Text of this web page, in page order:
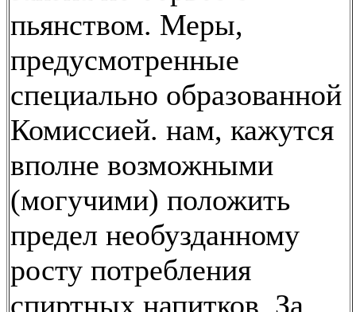
пьянством. Меры,
предусмотренные
специально образованной
Комиссией. нам, кажутся
вполне возможными
(могучими) положить
предел необузданному
росту потребления
спиртных напитков. За